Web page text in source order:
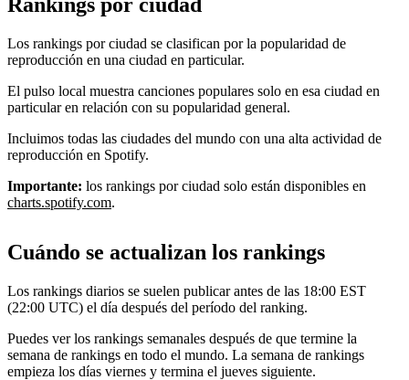
Los rankings por ciudad se clasifican por la popularidad de
reproducción en una ciudad en particular.
El pulso local muestra canciones populares solo en esa ciudad en
particular en relación con su popularidad general.
Incluimos todas las ciudades del mundo con una alta actividad de
reproducción en Spotify.
Importante: los rankings por ciudad solo están disponibles en
charts.spotify.com.
Cuándo se actualizan los rankings
Los rankings diarios se suelen publicar antes de las 18:00 EST
(22:00 UTC) el día después del período del ranking.
Puedes ver los rankings semanales después de que termine la
semana de rankings en todo el mundo. La semana de rankings
empieza los días viernes y termina el jueves siguiente.